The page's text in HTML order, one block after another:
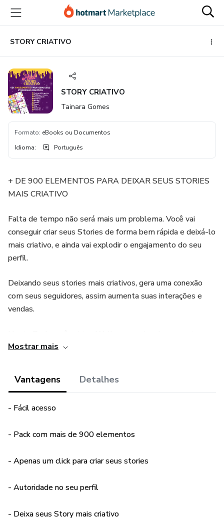
para
conteúdo
principal
para
pagamento
para
rodapé
STORY CRIATIVO
STORY CRIATIVO
Tainara Gomes
Formato: eBooks ou Documentos
Idioma: Português
+ DE 900 ELEMENTOS PARA DEIXAR SEUS STORIES
MAIS CRIATIVO
Falta de tempo não será mais um problema. Você vai
conseguir criar seus Stories de forma bem rápida e deixá-lo
mais criativo, e ainda vai explodir o engajamento do seu
perfil.
Deixando seus stories mais criativos, gera uma conexão
com seus seguidores, assim aumenta suas interações e
vendas.
capa de fundo, stickers, elementos, sombras, texturas,
Pack completo para facilitar seu dia a dia de forma rápida e
Mostrar mais
Vantagens Detalhes
- Fácil acesso
- Pack com mais de 900 elementos
- Apenas um click para criar seus stories
- Autoridade no seu perfil
- Deixa seus Story mais criativo